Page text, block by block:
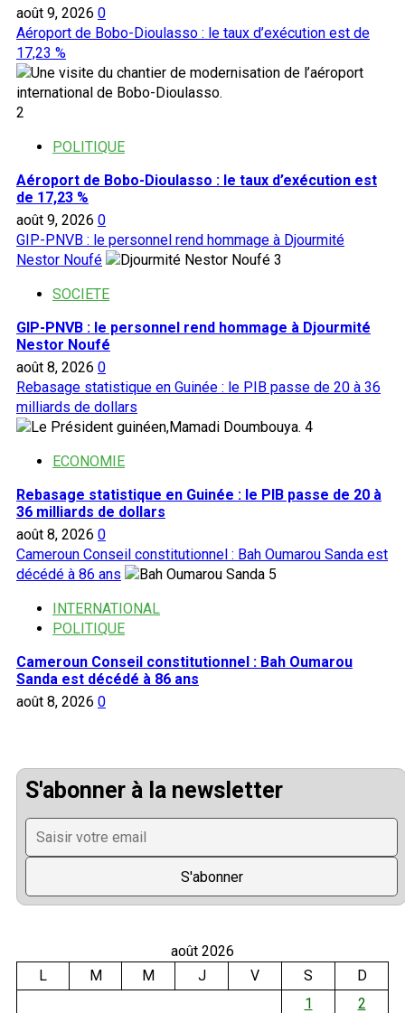
août 9, 2026 0
Aéroport de Bobo-Dioulasso : le taux d’exécution est de
17,23 %
2
POLITIQUE
Aéroport de Bobo-Dioulasso : le taux d’exécution est
de 17,23 %
août 9, 2026 0
GIP-PNVB : le personnel rend hommage à Djourmité
Nestor Noufé
3
SOCIETE
GIP-PNVB : le personnel rend hommage à Djourmité
Nestor Noufé
août 8, 2026 0
Rebasage statistique en Guinée : le PIB passe de 20 à 36
milliards de dollars
4
ECONOMIE
Rebasage statistique en Guinée : le PIB passe de 20 à
36 milliards de dollars
août 8, 2026 0
Cameroun Conseil constitutionnel : Bah Oumarou Sanda est
décédé à 86 ans
5
INTERNATIONAL
POLITIQUE
Cameroun Conseil constitutionnel : Bah Oumarou
Sanda est décédé à 86 ans
août 8, 2026 0
S'abonner à la newsletter
août 2026
L
M M J V S
D
1
2